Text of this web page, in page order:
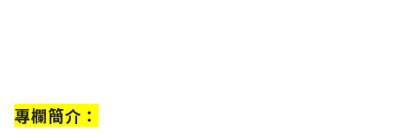
專欄簡介：